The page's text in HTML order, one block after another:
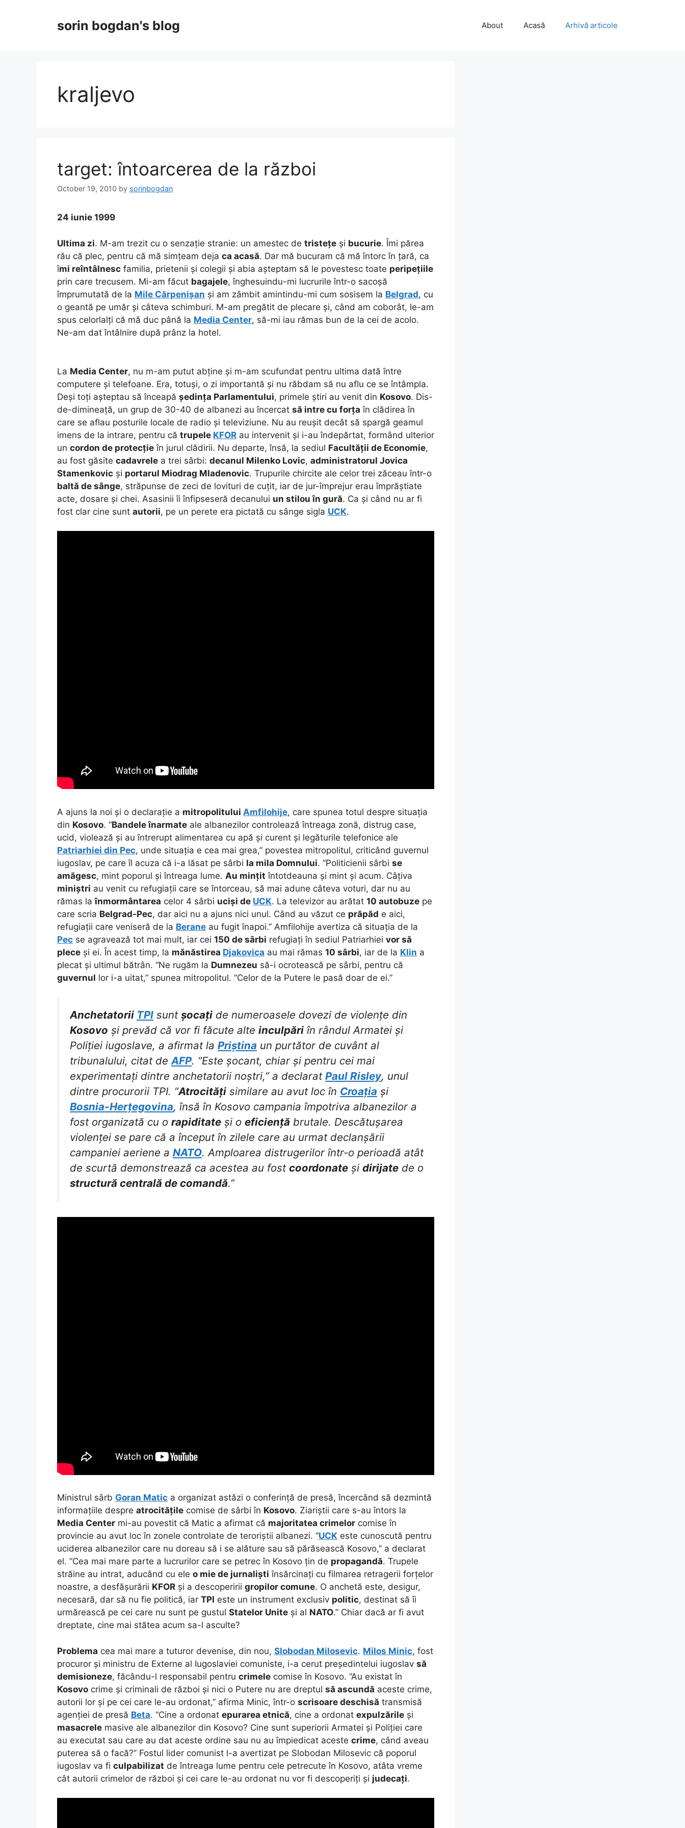
sorin bogdan's blog About Acasă Arhivă articole
kraljevo
target: întoarcerea de la război
October 19, 2010 by sorinbogdan
24 iunie 1999
Ultima zi. M-am trezit cu o senzație stranie: un amestec de tristețe și bucurie. Îmi părea
rău că plec, pentru că mă simțeam deja ca acasă. Dar mă bucuram că mă întorc în țară, ca
îmi reîntâlnesc familia, prietenii și colegii și abia așteptam să le povestesc toate peripețiile
prin care trecusem. Mi-am făcut bagajele, înghesuindu-mi lucrurile într-o sacoșă
împrumutată de la Mile Cărpenișan și am zâmbit amintindu-mi cum sosisem la Belgrad, cu
o geantă pe umăr și câteva schimburi. M-am pregătit de plecare și, când am coborât, le-am
spus celorlalți că mă duc până la Media Center, să-mi iau rămas bun de la cei de acolo.
Ne-am dat întâlnire după prânz la hotel.
La Media Center, nu m-am putut abține și m-am scufundat pentru ultima dată între
computere și telefoane. Era, totuși, o zi importantă și nu răbdam să nu aflu ce se întâmpla.
Deși toți așteptau să înceapă ședința Parlamentului, primele știri au venit din Kosovo. Dis-
de-dimineață, un grup de 30-40 de albanezi au încercat să intre cu forța în clădirea în
care se aflau posturile locale de radio și televiziune. Nu au reușit decât să spargă geamul
imens de la intrare, pentru că trupele KFOR au intervenit și i-au îndepărtat, formând ulterior
un cordon de protecție în jurul clădirii. Nu departe, însă, la sediul Facultății de Economie,
au fost găsite cadavrele a trei sârbi: decanul Milenko Lovic, administratorul Jovica
Stamenkovic și portarul Miodrag Mladenovic. Trupurile chircite ale celor trei zăceau într-o
baltă de sânge, străpunse de zeci de lovituri de cuțit, iar de jur-împrejur erau împrăștiate
acte, dosare și chei. Asasinii îi înfipseseră decanului un stilou în gură. Ca și când nu ar fi
fost clar cine sunt autorii, pe un perete era pictată cu sânge sigla UCK.
A ajuns la noi și o declarație a mitropolitului Amfilohije, care spunea totul despre situația
din Kosovo. “Bandele înarmate ale albanezilor controlează întreaga zonă, distrug case,
ucid, violează și au întrerupt alimentarea cu apă și curent și legăturile telefonice ale
Patriarhiei din Pec, unde situația e cea mai grea,” povestea mitropolitul, criticând guvernul
iugoslav, pe care îl acuza că i-a lăsat pe sârbi la mila Domnului. “Politicienii sârbi se
amăgesc, mint poporul și întreaga lume. Au mințit întotdeauna și mint și acum. Câțiva
miniștri au venit cu refugiații care se întorceau, să mai adune câteva voturi, dar nu au
rămas laînmormântarea celor 4 sârbi uciși de UCK. La televizor au arătat 10 autobuze pe
care scria Belgrad-Pec, dar aici nu a ajuns nici unul. Când au văzut ce prăpăd e aici,
refugiații care veniseră de la Berane au fugit înapoi.” Amfilohije avertiza că situația de la
Pec se agravează tot mai mult, iar cei 150 de sârbi refugiați în sediul Patriarhiei vor să
plece și ei. În acest timp, la mănăstirea Djakovica au mai rămas 10 sârbi, iar de la Klin a
plecat și ultimul bătrân. “Ne rugăm la Dumnezeu să-i ocrotească pe sârbi, pentru că
guvernul lor i-a uitat,” spunea mitropolitul. “Celor de la Putere le pasă doar de ei.”
Anchetatorii TPI sunt șocați de numeroasele dovezi de violențe din
Kosovo și prevăd că vor fi făcute alte inculpări în rândul Armatei și
Poliției iugoslave, a afirmat la Priștina un purtător de cuvânt al
tribunalului, citat deAFP. “Este șocant, chiar și pentru cei mai
experimentați dintre anchetatorii noștri,” a declarat Paul Risley, unul
dintre procurorii TPI. “Atrocități similare au avut loc în Croația și
Bosnia-Herțegovina, însă în Kosovo campania împotriva albanezilor a
fost organizată cu o rapiditate și o eficiență brutale. Descătușarea
violenței se pare că a început în zilele care au urmat declanșării
campaniei aeriene a NATO. Amploarea distrugerilor într-o perioadă atât
de scurtă demonstrează ca acestea au fost coordonate și dirijate de o
structură centrală de comandă.”
Ministrul sârb Goran Matic a organizat astăzi o conferință de presă, încercând să dezmintă
informațiile despre atrocitățile comise de sârbi în Kosovo. Ziariștii care s-au întors la
Media Center mi-au povestit că Matic a afirmat că majoritatea crimelor comise în
provincie au avut loc în zonele controlate de teroriștii albanezi. “UCK este cunoscută pentru
uciderea albanezilor care nu doreau să i se alăture sau să părăsească Kosovo,” a declarat
el. “Cea mai mare parte a lucrurilor care se petrec în Kosovo țin de propagandă. Trupele
străine au intrat, aducând cu ele o mie de jurnaliști însărcinați cu filmarea retragerii forțelor
noastre, a desfășurării KFOR și a descoperirii gropilor comune. O anchetă este, desigur,
necesară, dar să nu fie politică, iar TPI este un instrument exclusiv politic, destinat să îi
urmărească pe cei care nu sunt pe gustul Statelor Unite și al NATO.” Chiar dacă ar fi avut
dreptate, cine mai stătea acum sa-l asculte?
Problema cea mai mare a tuturor devenise, din nou, Slobodan Milosevic. Milos Minic, fost
procuror și ministru de Externe al Iugoslaviei comuniste, i-a cerut președintelui iugoslav să
demisioneze, făcându-l responsabil pentru crimele comise în Kosovo. “Au existat în
Kosovo crime și criminali de război și nici o Putere nu are dreptul să ascundă aceste crime,
autorii lor și pe cei care le-au ordonat,” afirma Minic, într-o scrisoare deschisă transmisă
agenției de presă Beta. “Cine a ordonat epurarea etnică, cine a ordonat expulzările și
masacrele masive ale albanezilor din Kosovo? Cine sunt superiorii Armatei și Poliției care
au executat sau care au dat aceste ordine sau nu au împiedicat aceste crime, când aveau
puterea să o facă?” Fostul lider comunist l-a avertizat pe Slobodan Milosevic că poporul
iugoslav va fi culpabilizat de întreaga lume pentru cele petrecute în Kosovo, atâta vreme
cât autorii crimelor de război și cei care le-au ordonat nu vor fi descoperiți și judecați.